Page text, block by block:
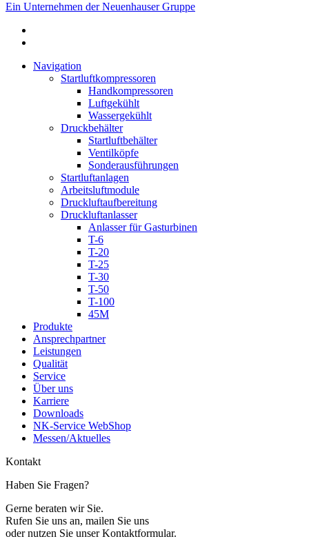
Ein Unternehmen der Neuenhauser Gruppe
Navigation
Startluftkompressoren
Handkompressoren
Luftgekühlt
Wassergekühlt
Druckbehälter
Startluftbehälter
Ventilköpfe
Sonderausführungen
Startluftanlagen
Arbeitsluftmodule
Druckluftaufbereitung
Druckluftanlasser
Anlasser für Gasturbinen
T-6
T-20
T-25
T-30
T-50
T-100
45M
Produkte
Ansprechpartner
Leistungen
Qualität
Service
Über uns
Karriere
Downloads
NK-Service WebShop
Messen/Aktuelles
Kontakt
Haben Sie Fragen?
Gerne beraten wir Sie.
Rufen Sie uns an, mailen Sie uns
oder nutzen Sie unser Kontaktformular.